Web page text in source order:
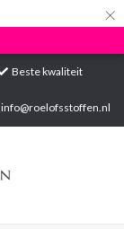
×
Beste kwaliteit
info@roelofsstoffen.nl